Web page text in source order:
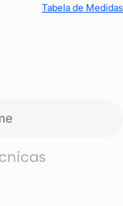
Tabela de Medidas